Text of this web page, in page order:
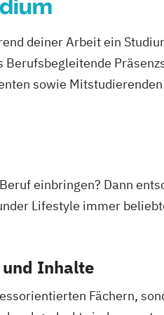
deiner Arbeit ein
sowie
einbringen? Dann
Lifestyle immer
und Inhalte
Fächern,